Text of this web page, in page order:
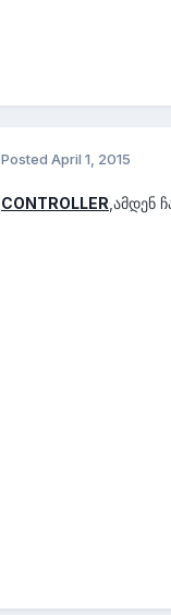
Posted April 1, 2015
CONTROLLER ,ამდენ